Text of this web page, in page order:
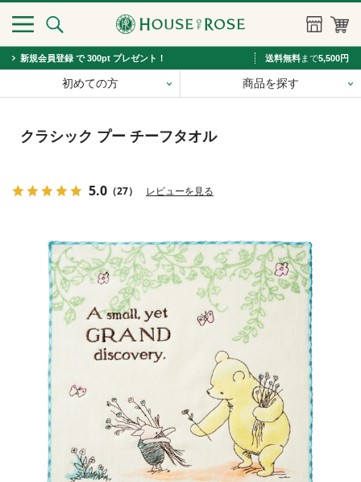
新規会員登録 で 300pt プレゼント！ 送料無料まで5,500円
初めての方 商品を探す
クラシック プー チーフタオル
5.0（27） レビューを見る